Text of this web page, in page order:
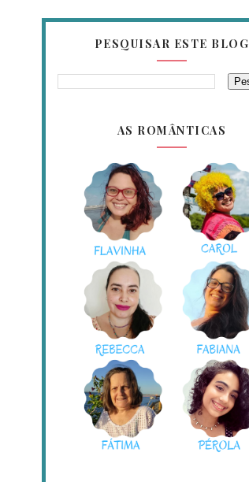
PESQUISAR ESTE BLOG
AS ROMÂNTICAS